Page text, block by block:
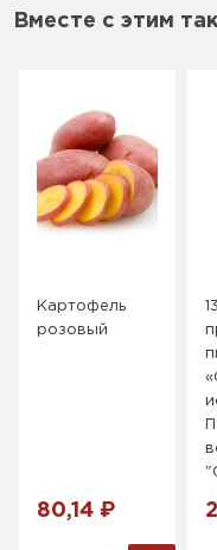
Вместе с этим
Картофель
розовый
80,14 ₽